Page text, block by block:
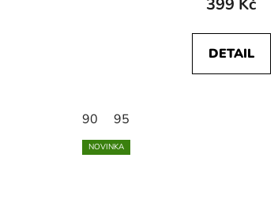
399 Kč
DETAIL
90 95
NOVINKA